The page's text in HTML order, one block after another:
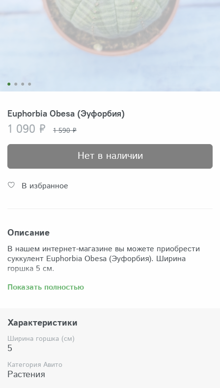
Euphorbia Obesa (Эуфорбия)
1 090 ₽ 1 590 ₽
Нет в наличии
В избранное
Описание
В нашем интернет-магазине вы можете приобрести
суккулент Euphorbia Obesa (Эуфорбия). Ширина
горшка 5 см.
Забрать растение можно самовывозом из нашего
по России осуществляется через Яндекс-доставку или
СДЭК.
Комплектация:
Растение (отправляется с открытой корневой
системой, это норма для всех суккулентов, они
Показать полностью
Характеристики
Ширина горшка (см)
5
Категория Авито
Растения